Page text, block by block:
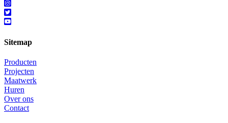
Sitemap
Producten
Projecten
Maatwerk
Huren
Over ons
Contact